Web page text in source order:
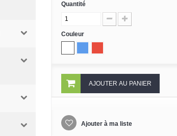
Quantité
Couleur
AJOUTER AU PANIER
Ajouter à ma liste